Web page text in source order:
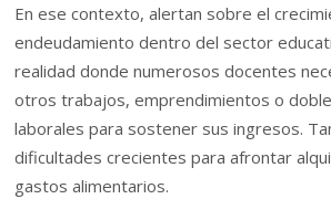
En ese contexto, alertan sobre el
endeudamiento dentro del sector
realidad donde numerosos docentes
otros trabajos, emprendimientos o
laborales para sostener sus ingresos.
dificultades crecientes para afrontar
gastos alimentarios.